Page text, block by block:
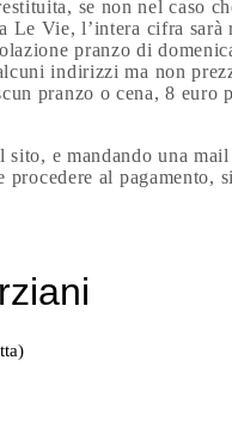
se non nel caso
Le Vie, l’intera cifra sarà
pranzo di
indirizzi ma non
pranzo o cena, 8 euro
e mandando una
al pagamento,